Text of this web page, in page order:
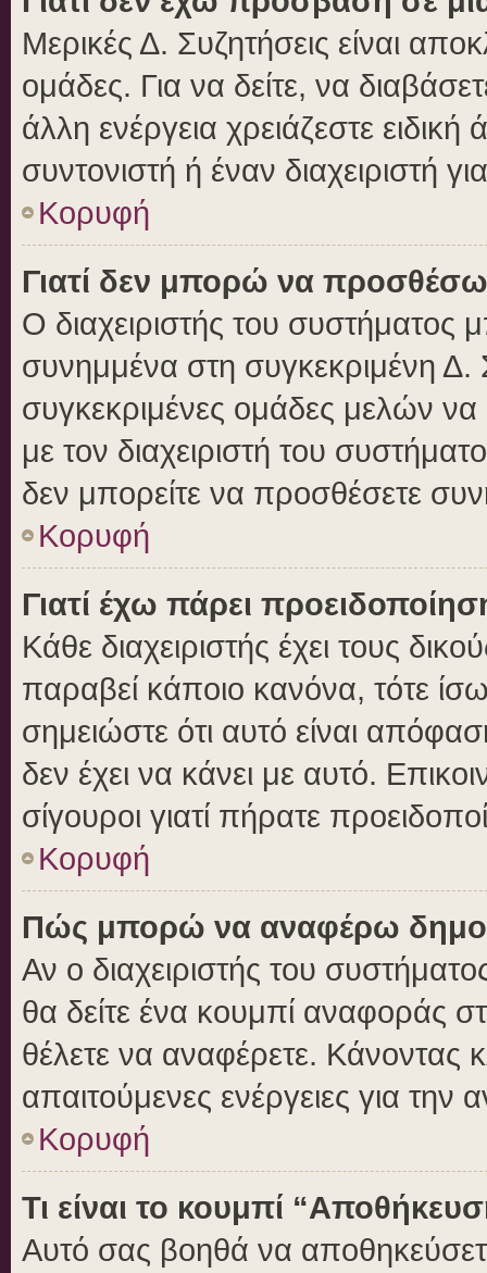
Μερικές Δ. Συζητήσεις είναι
ομάδες. Για να δείτε, να
άλλη ενέργεια χρειάζεστε
συντονιστή ή έναν διαχειριστή
Κορυφή
Γιατί δεν μπορώ να
Ο διαχειριστής του συστήματος
συνημμένα στη συγκεκριμένη
συγκεκριμένες ομάδες μελών
με τον διαχειριστή του
δεν μπορείτε να προσθέσετε
Κορυφή
Γιατί έχω πάρει
Κάθε διαχειριστής έχει τους
παραβεί κάποιο κανόνα, τότε
σημειώστε ότι αυτό είναι
δεν έχει να κάνει με αυτό.
σίγουροι γιατί πήρατε
Κορυφή
Πώς μπορώ να αναφέρω
Αν ο διαχειριστής του
θα δείτε ένα κουμπί αναφοράς
θέλετε να αναφέρετε. Κάνοντας
απαιτούμενες ενέργειες για την
Κορυφή
Τι είναι το κουμπί
Αυτό σας βοηθά να